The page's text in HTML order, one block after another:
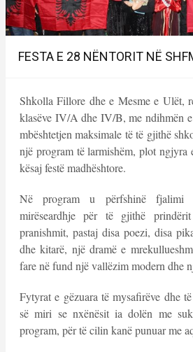
FESTA E 28 NËNTORIT NË
Shkolla Fillore dhe e Mesme e Ulët,
klasëve IV/A dhe IV/B, me ndihmën e
mbështetjen maksimale të të gjithë
një program të larmishëm, plot ngjyra
kësaj festë madhështore.
Në program u përfshinë
mirëseardhje për të gjithë
pranishmit, pastaj disa poezi, disa
dhe kitarë, një dramë e
fare në fund një vallëzim modern dhe
Fytyrat e gëzuara të mysafirëve dhe
së miri se nxënësit ia dolën me
program, për të cilin kanë punuar me